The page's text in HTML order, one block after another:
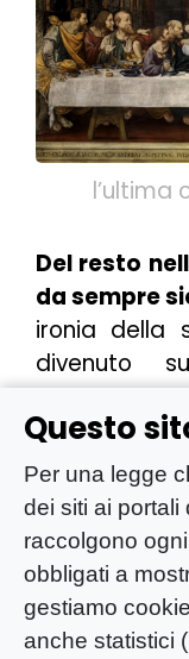
Questo
Per una legge
dei siti ai portali
raccolgono
obbligati a
gestiamo
anche statistici
l’ultima
Del resto
da sempre
ironia della
divenuto
consenso
morte–
cuciti
Da ultimo
figurano,
pace “la
Maguire,